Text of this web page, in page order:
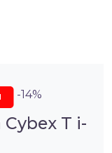
-14%
Cybex T i-